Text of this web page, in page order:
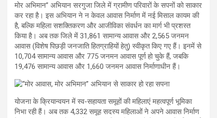
मोर अभिमान” अभियान सरगुजा जिले में ग्रामीण परिवारों के सपनों को साकार
कर रहा है। इस अभियान ने न केवल आवास निर्माण में नई मिसाल कायम की
है, बल्कि महिला सशक्तिकरण और आजीविका संवर्धन का मार्ग भी प्रशस्त
किया है। अब तक जिले में 31,861 सामान्य आवास और 2,565 जनमन
आवास (विशेष पिछड़ी जनजाति हितग्राहियों हेतु) स्वीकृत किए गए हैं। इनमें से
10,704 सामान्य आवास और 775 जनमन आवास पूर्ण हो चुके हैं, जबकि
19,476 सामान्य आवास और 1,660 जनमन आवास निर्माणाधीन हैं।
योजना के क्रियान्वयन में स्व-सहायता समूहों की महिलाएं महत्वपूर्ण भूमिका
निभा रही हैं। अब तक 4,332 समूह सदस्य महिलाओं ने अपने आवास निर्माण